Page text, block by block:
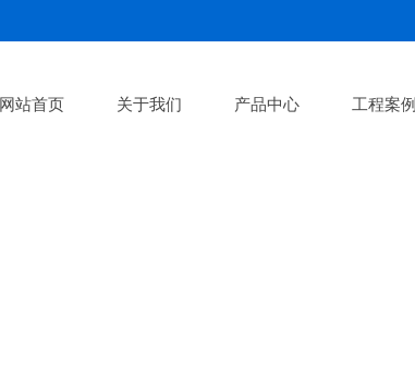
网站首页 关于我们 产品中心 工程案例